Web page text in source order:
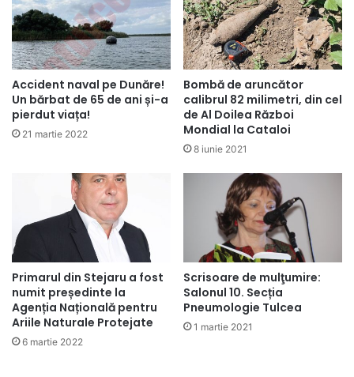
Accident naval pe Dunăre!
Un bărbat de 65 de ani și-a
pierdut viața!
21 martie 2022
Bombă de aruncător
calibrul 82 milimetri, din cel
de Al Doilea Război
Mondial la Cataloi
8 iunie 2021
Primarul din Stejaru a fost
numit președinte la
Agenția Națională pentru
Ariile Naturale Protejate
6 martie 2022
Scrisoare de mulţumire:
Salonul 10. Secția
Pneumologie Tulcea
1 martie 2021